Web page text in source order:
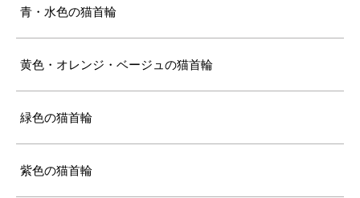
青・水色の猫首輪
黄色・オレンジ・ベージュの猫首輪
緑色の猫首輪
紫色の猫首輪